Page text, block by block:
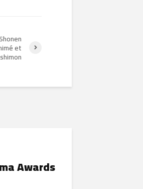
et
Awards